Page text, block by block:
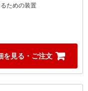
ための装置
を見る・ご注文